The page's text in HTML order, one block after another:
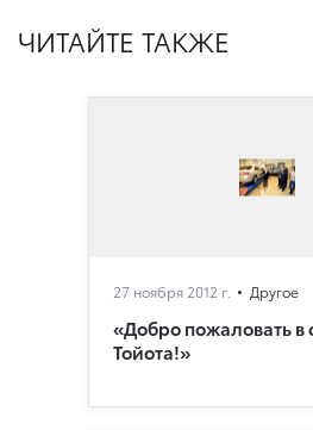
ЧИТАЙТЕ ТАКЖЕ
27 ноября 2012 г. Другое
«Добро пожаловать
Тойота!»